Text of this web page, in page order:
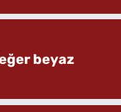
beyaz